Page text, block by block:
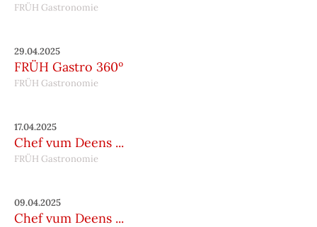
FRÜH Gastronomie
29.04.2025
FRÜH Gastro 360º
FRÜH Gastronomie
17.04.2025
Chef vum Deens ...
FRÜH Gastronomie
09.04.2025
Chef vum Deens ...